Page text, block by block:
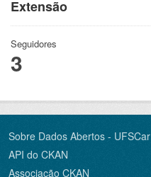
Extensão
Seguidores
3
Sobre Dados Abertos - UFSCar
API do CKAN
Associação CKAN